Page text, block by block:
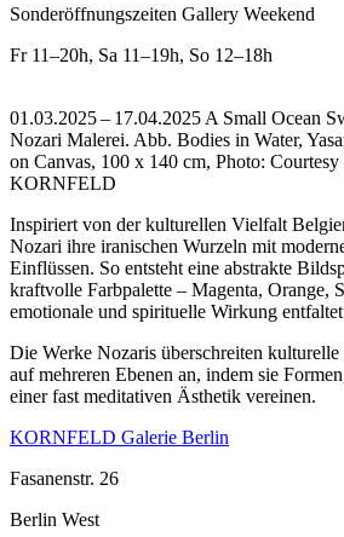
Sonderöffnungszeiten Gallery Weekend
Fr 11–20h, Sa 11–19h, So 12–18h
01.03.2025 – 17.04.2025 A Small Ocean
Nozari Malerei. Abb. Bodies in Water,
on Canvas, 100 x 140 cm, Photo:
KORNFELD
Inspiriert von der kulturellen Vielfalt
Nozari ihre iranischen Wurzeln mit
Einflüssen. So entsteht eine abstrakte
kraftvolle Farbpalette – Magenta, Orange,
emotionale und spirituelle Wirkung
Die Werke Nozaris überschreiten kulturelle
auf mehreren Ebenen an, indem sie
einer fast meditativen Ästhetik vereinen.
KORNFELD Galerie Berlin
Fasanenstr. 26
Berlin West